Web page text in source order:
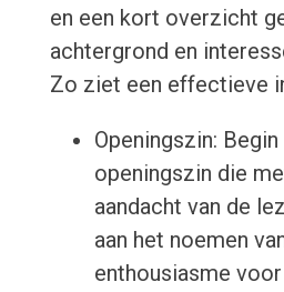
en een kort overzicht
achtergrond en
Zo ziet een effectieve
Openingszin:
openingszin die
aandacht van de
aan het noemen
enthousiasme